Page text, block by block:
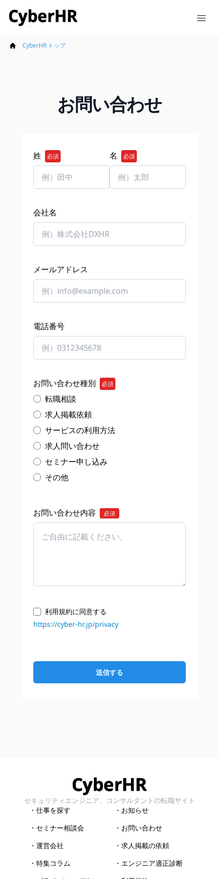
CyberHR
CyberHR トップ
お問い合わせ
姓 必須 名 必須
会社名
メールアドレス
電話番号
お問い合わせ種別 必須
転職相談
求人掲載依頼
サービスの利用方法
求人問い合わせ
セミナー申し込み
その他
お問い合わせ内容 必須
利用規約に同意する
https://cyber-hr.jp/privacy
送信する
セキュリティエンジニア、コンサルタントの転職サイト
・仕事を探す
・お知らせ
・セミナー相談会
・お問い合わせ
・運営会社
・求人掲載の依頼
・特集コラム
・エンジニア適正診断